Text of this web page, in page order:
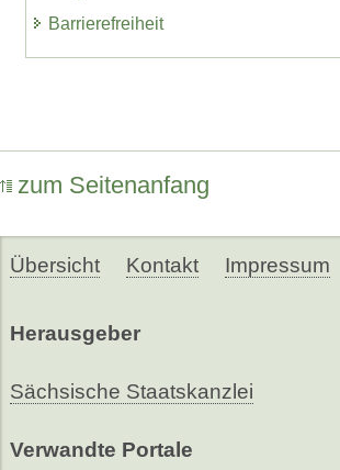
Barrierefreiheit
zum Seitenanfang
Übersicht Kontakt Impressum
Herausgeber
Sächsische Staatskanzlei
Verwandte Portale